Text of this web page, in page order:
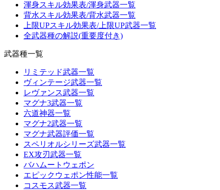
渾身スキル効果表/渾身武器一覧
背水スキル効果表/背水武器一覧
上限UPスキル効果表/上限UP武器一覧
全武器種の解説(重要度付き)
武器種一覧
リミテッド武器一覧
ヴィンテージ武器一覧
レヴァンス武器一覧
マグナ3武器一覧
六道神器一覧
マグナ2武器一覧
マグナ武器評価一覧
スペリオルシリーズ武器一覧
EX攻刃武器一覧
バハムートウェポン
エピックウェポン性能一覧
コスモス武器一覧